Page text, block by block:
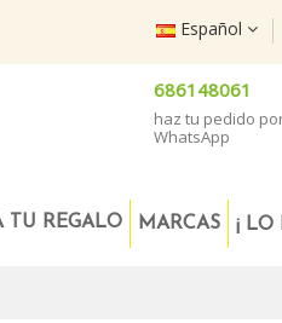
Español
686148061
haz tu pedido
WhatsApp
TU REGALO MARCAS ¡ LO